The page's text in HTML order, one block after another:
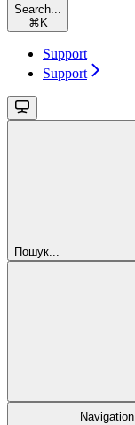
Search...
⌘ K
Support
Support
Пошук...
Navigation